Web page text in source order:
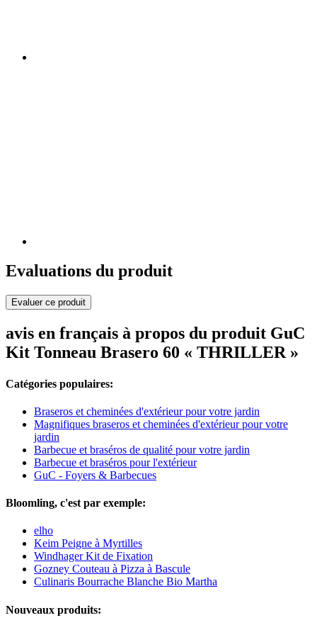
Evaluations du produit
Evaluer ce produit
avis en français à propos du produit GuC
Kit Tonneau Brasero 60 « THRILLER »
Catégories populaires:
Braseros et cheminées d'extérieur pour votre jardin
Magnifiques braseros et cheminées d'extérieur pour votre
jardin
Barbecue et braséros de qualité pour votre jardin
Barbecue et braséros pour l'extérieur
GuC - Foyers & Barbecues
Bloomling, c'est par exemple:
elho
Keim Peigne à Myrtilles
Windhager Kit de Fixation
Gozney Couteau à Pizza à Bascule
Culinaris Bourrache Blanche Bio Martha
Nouveaux produits: